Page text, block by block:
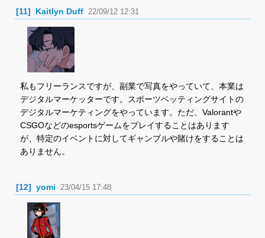
[11] Kaitlyn Duff 22/09/12 12:31
私もフリーランスですが、副業で写真をやっていて、本業は
デジタルマーケッターです。スポーツベッティングサイトの
デジタルマーケティングをやっています。ただ、Valorantや
CSGOなどのesportsゲームをプレイすることはあります
が、特定のイベントに対してギャンブルや賭けをすることは
ありません。
[12] yomi 23/04/15 17:48